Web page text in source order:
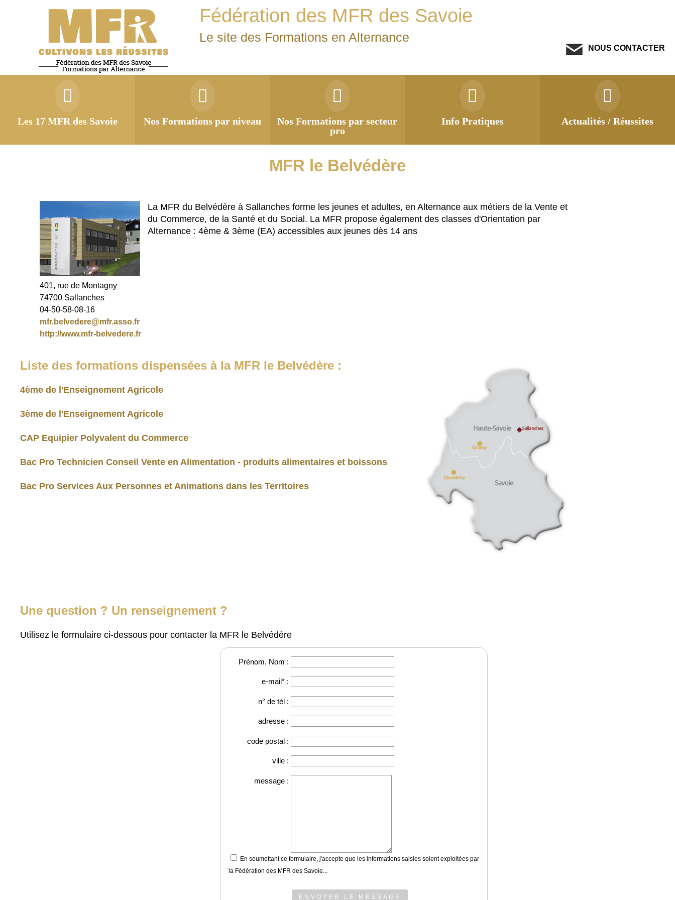
Fédération des MFR des Savoie
Le site des Formations en Alternance
NOUS CONTACTER
Les 17 MFR des Savoie Nos Formations par niveau
Nos Formations par secteur
pro
Info Pratiques Actualités / Réussites
MFR le Belvédère
401, rue de Montagny
74700 Sallanches
04-50-58-08-16
mfr.belvedere@mfr.asso.fr
http://www.mfr-belvedere.fr
La MFR du Belvédère à Sallanches forme les jeunes et adultes, en Alternance aux métiers de la Vente et
du Commerce, de la Santé et du Social. La MFR propose également des classes d'Orientation par
Alternance : 4ème & 3ème (EA) accessibles aux jeunes dès 14 ans
Liste des formations dispensées à la MFR le Belvédère :
4ème de l'Enseignement Agricole
3ème de l'Enseignement Agricole
CAP Equipier Polyvalent du Commerce
Bac Pro Technicien Conseil Vente en Alimentation - produits alimentaires et boissons
Bac Pro Services Aux Personnes et Animations dans les Territoires
Une question ? Un renseignement ?
Utilisez le formulaire ci-dessous pour contacter la MFR le Belvédère
Prénom, Nom :
e-mail* :
n° de tél :
adresse :
code postal :
ville :
message :
En soumettant ce formulaire, j'accepte que les informations saisies soient exploitées par
la Fédération des MFR des Savoie...
ENVOYER LE MESSAGE